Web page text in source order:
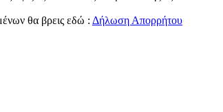
θα βρεις εδώ : Δήλωση Απορρήτου